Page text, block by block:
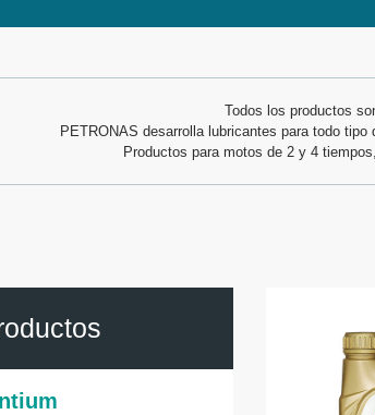
Todos los productos
PETRONAS desarrolla lubricantes para todo
Productos para motos de 2 y 4